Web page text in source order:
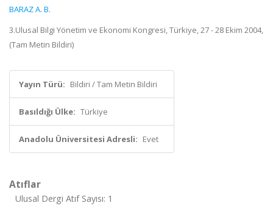
BARAZ A. B.
3.Ulusal Bilgi Yönetim ve Ekonomi Kongresi, Türkiye, 27 - 28 Ekim 2004,
(Tam Metin Bildiri)
Yayın Türü: Bildiri / Tam Metin Bildiri
Basıldığı Ülke: Türkiye
Anadolu Üniversitesi Adresli: Evet
Atıflar
Ulusal Dergi Atıf Sayısı: 1